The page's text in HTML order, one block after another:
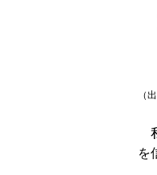
（
を